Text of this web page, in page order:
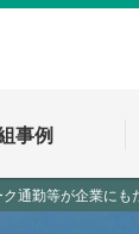
事例
通勤等が企業にも